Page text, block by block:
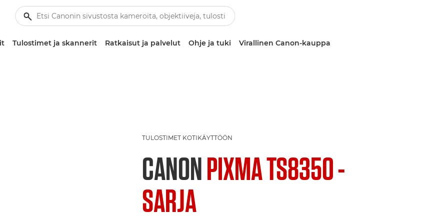
Tulostimet ja skannerit Ratkaisut ja palvelut Ohje ja tuki Virallinen Canon-kauppa
TULOSTIMET KOTIKÄYTTÖÖN
CANONPIXMA TS8350 -
SARJA